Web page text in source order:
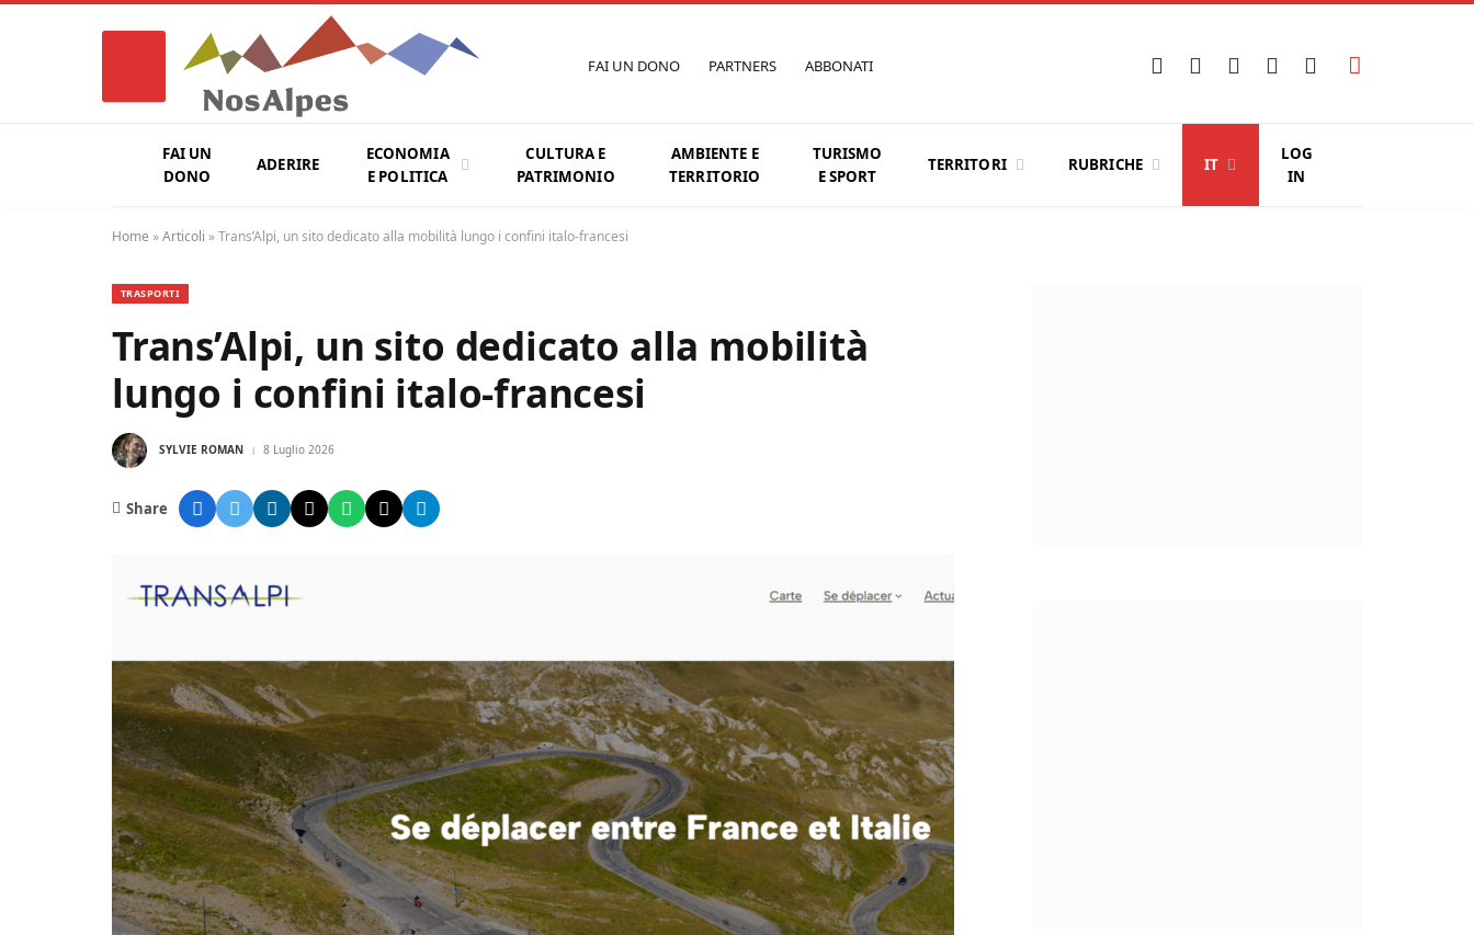
FAI UN DONO PARTNERS ABBONATI Facebook
X
Instagram
YouTubeLinkedIn
FAI UN
DONO
ADERIRE
ECONOMIA
E POLITICA
CULTURA E
PATRIMONIO
AMBIENTE E
TERRITORIO
TURISMO
E SPORT
TERRITORI RUBRICHE IT
LOG
IN
Home »Articoli »Trans’Alpi, un sito dedicato alla mobilità lungo i confini italo-francesi
TRASPORTI
Trans’Alpi, un sito dedicato alla mobilità
lungo i confini italo-francesi
SYLVIE ROMAN 8 Luglio 2026
Share